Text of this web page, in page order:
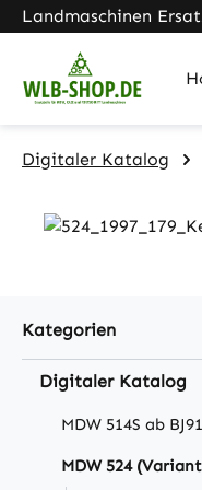
Hauptinhalt springen
Zur Suche springen
Zur Hauptnavigation
Landmaschinen
Digitaler Katalog
Kategorien
Digitaler Katalog
MDW 514S ab BJ91
MDW 524